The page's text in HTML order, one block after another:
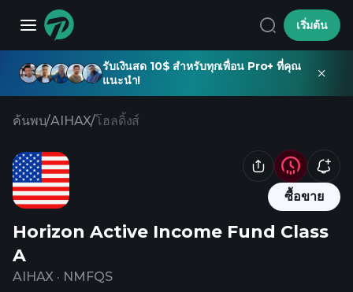
เริ่มต้น
รับเงินสด 10$ สำหรับทุกเพื่อน Pro+ ที่คุณ
แนะนำ!
ค้นพบ/AIHAX/โฮลดิ้งส์
ซื้อขาย
Horizon Active Income Fund Class
A
AIHAX · NMFQS